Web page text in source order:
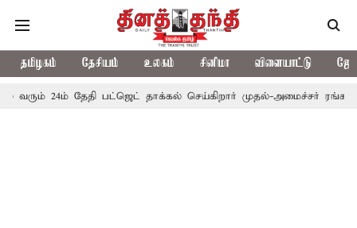
தமிழகம் தேசியம் உலகம் சினிமா விளையாட்டு
தேதி பட்ஜெட் தாக்கல் செய்கிறார் முதல்-அமைச்சர் ரங்கசாமி